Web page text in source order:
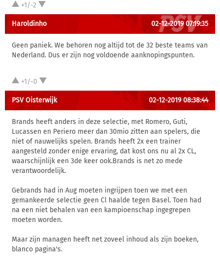
+1/-2
Haroldinho 02-12-2019 07:19:35
Geen paniek. We behoren nog altijd tot de 32 beste teams van
Nederland. Dus er zijn nog voldoende aanknopingspunten.
+1/-0
PSV Oisterwijk 02-12-2019 08:38:44
Brands heeft anders in deze selectie, met Romero, Guti,
Lucassen en Periero meer dan 30mio zitten aan spelers, die
niet of nauwelijks spelen. Brands heeft 2x een trainer
aangesteld zonder enige ervaring, dat kost ons nu al 2x CL,
waarschijnlijk een 3de keer ook.Brands is net zo mede
verantwoordelijk.
Gebrands had in Aug moeten ingrijpen toen we met een
gemankeerde selectie geen Cl haalde tegen Basel. Toen had
na een niet behalen van een kampioenschap ingegrepen
moeten worden.
Maar zijn managen heeft net zoveel inhoud als zijn boeken,
blanco pagina's.